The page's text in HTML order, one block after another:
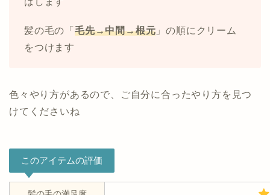
髪の毛の「 毛先→中間→根元 」の順にクリーム
をつけます
色々やり方があるので、ご自分に合ったやり方を見つ
けてくださいね
このアイテムの評価